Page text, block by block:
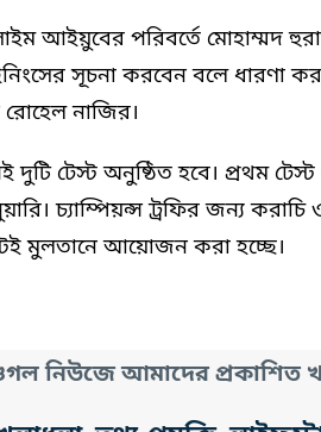
আইয়ুবের পরিবর্তে মোহাম্মদ
সূচনা করবেন বলে ধারণা
নাজির।
দুটি টেস্ট অনুষ্ঠিত হবে। প্রথম
চ্যাম্পিয়ন্স ট্রফির জন্য
মুলতানে আয়োজন করা হচ্ছে।
নিউজে আমাদের প্রকাশিত